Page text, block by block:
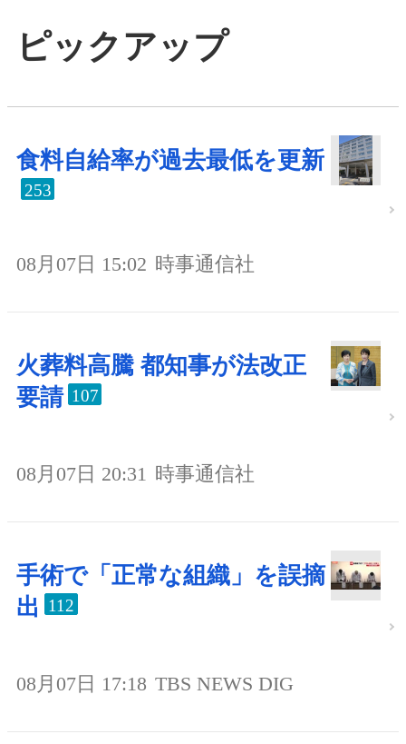
ピックアップ
食料自給率が過去最低を更新
253
08月07日 15:02 時事通信社
火葬料高騰 都知事が法改正
要請 107
08月07日 20:31 時事通信社
手術で「正常な組織」を誤摘
出
112
08月07日 17:18 TBS NEWS DIG